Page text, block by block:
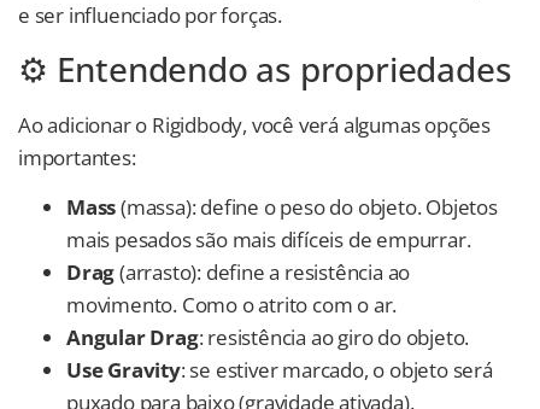
e ser influenciado por forças.
⚙️ Entendendo as propriedades
Ao adicionar o Rigidbody, você verá algumas opções
importantes:
Mass(massa): define o peso do objeto. Objetos
mais pesados são mais difíceis de empurrar.
Drag(arrasto): define a resistência ao
movimento. Como o atrito com o ar.
Angular Drag: resistência ao giro do objeto.
Use Gravity: se estiver marcado, o objeto será
puxado para baixo (gravidade ativada).